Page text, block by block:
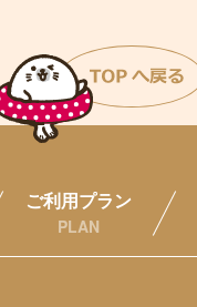
ご利用プラン
PLAN